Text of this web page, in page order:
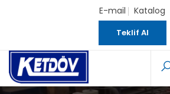
E-mail Katalog
Teklif Al